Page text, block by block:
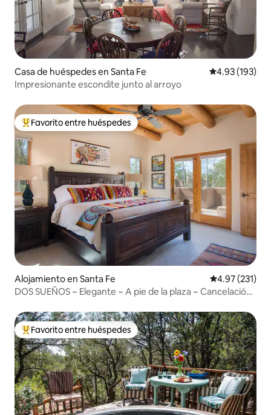
Casa de huéspedes en Santa Fe Calificación
4.93 (193)
Impresionante escondite junto al arroyo
Favorito entre huéspedes preferido
Favorito entre huéspedes
Alojamiento en Santa Fe Calificación
4.97 (231)
DOS SUEÑOS ~ Elegante ~ A pie de la plaza ~ Cancelación
Favorito entre huéspedes preferido
Favorito entre huéspedes